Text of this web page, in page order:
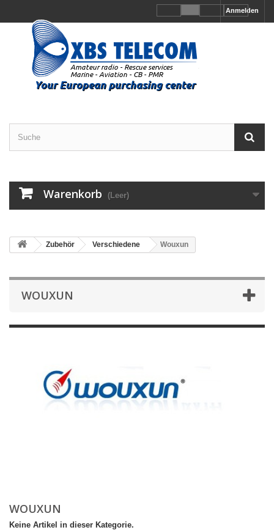
Anmelden
Warenkorb (Leer)
Zubehör Verschiedene Wouxun
WOUXUN
WOUXUN
Keine Artikel in dieser Kategorie.